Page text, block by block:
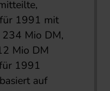
1991 mit
234 Mio DM,
Mio DM
1991
auf